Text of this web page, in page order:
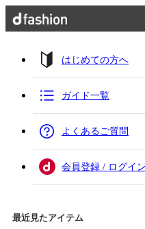
はじめての方へ
ガイド一覧
よくあるご質問
会員登録 / ログイン
最近見たアイテム